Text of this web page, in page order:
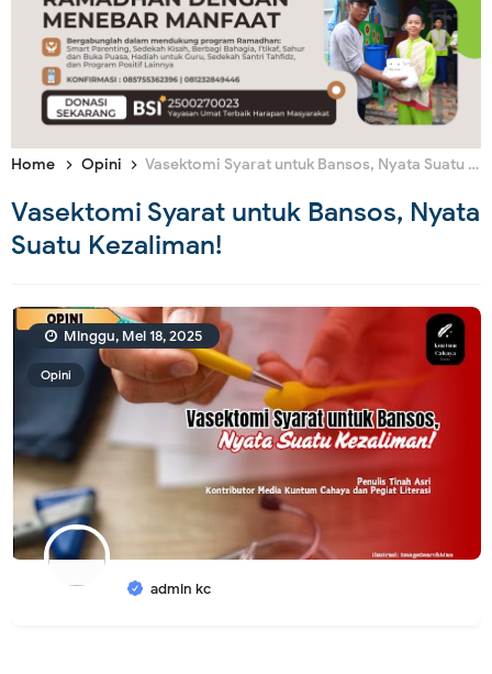
Home Opini Vasektomi Syarat untuk Bansos, Nyata Suatu Kezaliman!
Vasektomi Syarat untuk Bansos, Nyata
Suatu Kezaliman!
Opini
admin kc
Minggu, Mei 18, 2025